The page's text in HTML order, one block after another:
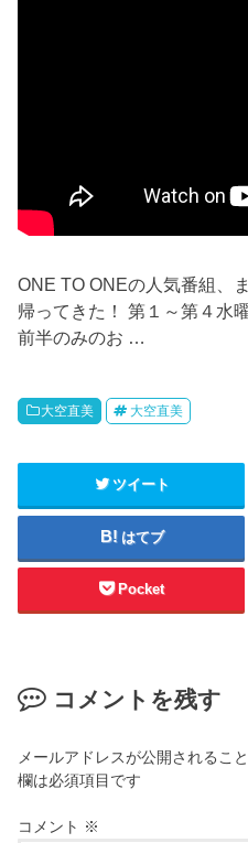
ONE TO ONEの人気番組、
帰ってきた！ 第１～第４水
前半のみのお …
大空直美 大空直美
ツイート
はてブ
Pocket
コメントを残す
メールアドレスが公開されるこ
欄は必須項目です
コメント ※